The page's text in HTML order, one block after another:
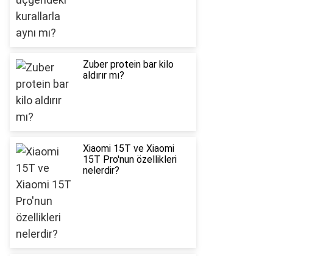
Zuber protein bar kilo
aldırır mı?
Xiaomi 15T ve Xiaomi
15T Pro'nun özellikleri
nelerdir?